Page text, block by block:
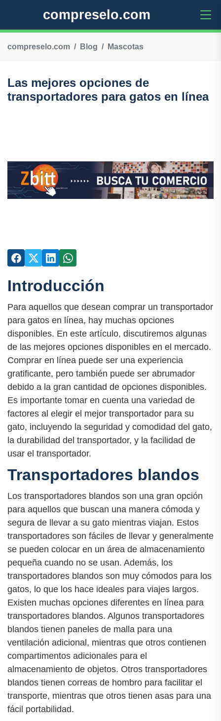
compreselo.com
compreselo.com Blog Mascotas
Las mejores opciones de
transportadores para gatos en línea
Introducción
Para aquellos que desean comprar un transportador
para gatos en línea, hay muchas opciones
disponibles. En este artículo, discutiremos algunas
de las mejores opciones disponibles en el mercado.
Comprar en línea puede ser una experiencia
gratificante, pero también puede ser abrumador
debido a la gran cantidad de opciones disponibles.
Es importante tomar en cuenta una variedad de
factores al elegir el mejor transportador para su
gato, incluyendo la seguridad y comodidad del gato,
la durabilidad del transportador, y la facilidad de
usar el transportador.
Transportadores blandos
Los transportadores blandos son una gran opción
para aquellos que buscan una manera cómoda y
segura de llevar a su gato mientras viajan. Estos
transportadores son fáciles de llevar y generalmente
se pueden colocar en un área de almacenamiento
pequeña cuando no se usan. Además, los
transportadores blandos son muy cómodos para los
gatos, lo que los hace ideales para viajes largos.
Existen muchas opciones diferentes en línea para
transportadores blandos. Algunos transportadores
blandos tienen paneles de malla para una
ventilación adicional, mientras que otros contienen
compartimentos adicionales para el
almacenamiento de objetos. Otros transportadores
blandos tienen correas de hombro para facilitar el
transporte, mientras que otros tienen asas para una
fácil portabilidad.